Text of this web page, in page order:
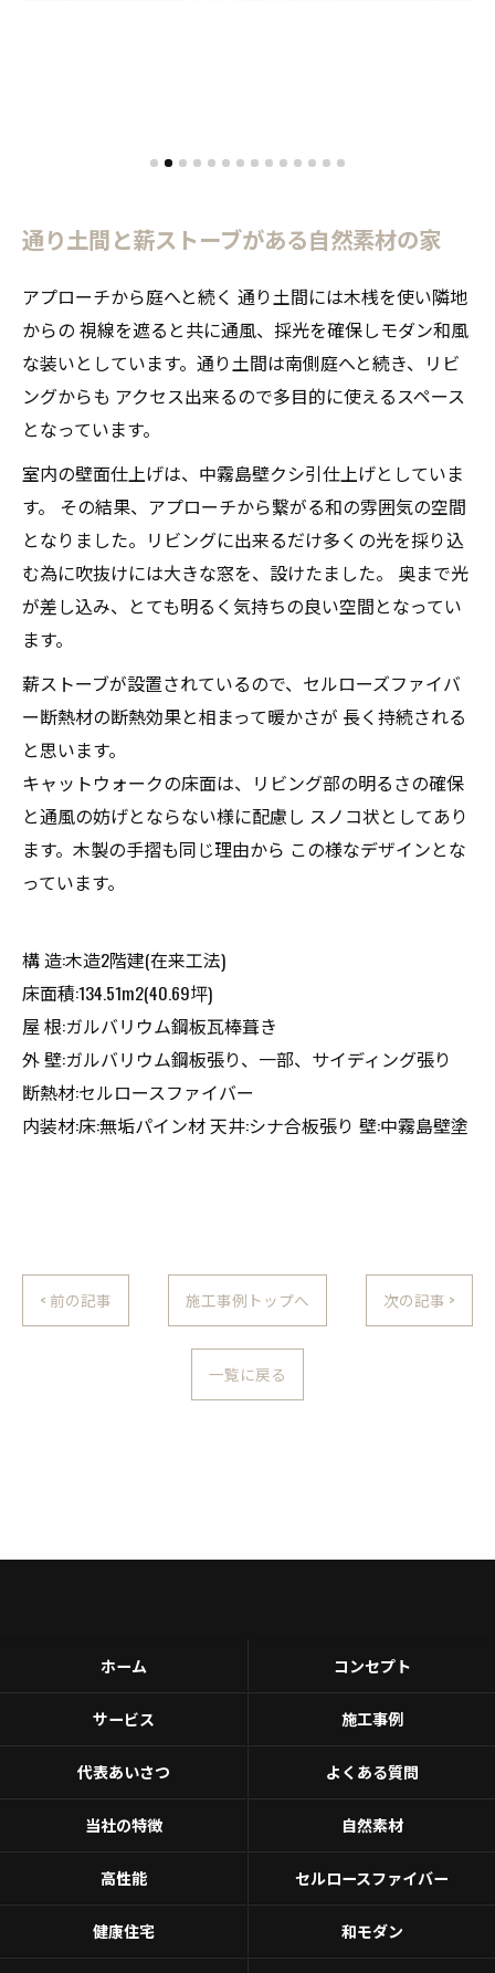
通り土間と薪ストーブがある自然素材の家
アプローチから庭へと続く 通り土間には木桟を使い隣地
からの 視線を遮ると共に通風、採光を確保しモダン和風
な装いとしています。通り土間は南側庭へと続き、リビ
ングからも アクセス出来るので多目的に使えるスペース
となっています。
室内の壁面仕上げは、中霧島壁クシ引仕上げとしていま
す。 その結果、アプローチから繋がる和の雰囲気の空間
となりました。リビングに出来るだけ多くの光を採り込
む為に吹抜けには大きな窓を、設けたました。 奥まで光
が差し込み、とても明るく気持ちの良い空間となってい
ます。
薪ストーブが設置されているので、セルローズファイバ
ー断熱材の断熱効果と相まって暖かさが 長く持続される
と思います。
キャットウォークの床面は、リビング部の明るさの確保
と通風の妨げとならない様に配慮し スノコ状としてあり
ます。木製の手摺も同じ理由から この様なデザインとな
っています。
構 造:木造2階建(在来工法)
床面積:134.51m2(40.69坪)
屋 根:ガルバリウム鋼板瓦棒葺き
外 壁:ガルバリウム鋼板張り、一部、サイディング張り
断熱材:セルロースファイバー
内装材:床:無垢パイン材 天井:シナ合板張り 壁:中霧島壁塗
< 前の記事 施工事例トップへ 次の記事 >
一覧に戻る
ホーム コンセプト
サービス 施工事例
代表あいさつ よくある質問
当社の特徴 自然素材
高性能 セルロースファイバー
健康住宅 和モダン